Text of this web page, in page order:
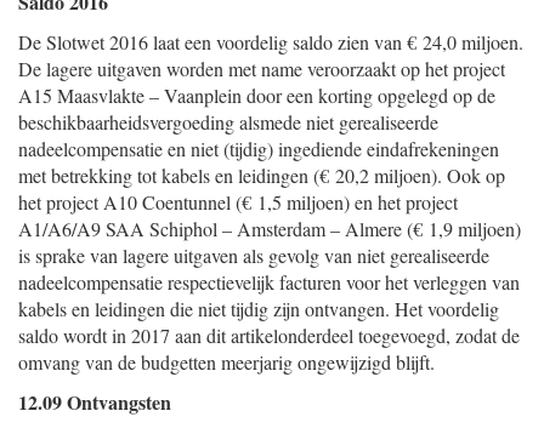
De Slotwet 2016 laat een voordelig saldo zien van € 24,0 miljoen.
De lagere uitgaven worden met name veroorzaakt op het project
A15 Maasvlakte – Vaanplein door een korting opgelegd op de
beschikbaarheidsvergoeding alsmede niet gerealiseerde
nadeelcompensatie en niet (tijdig) ingediende eindafrekeningen
met betrekking tot kabels en leidingen (€ 20,2 miljoen). Ook op
het project A10 Coentunnel (€ 1,5 miljoen) en het project
A1/A6/A9 SAA Schiphol – Amsterdam – Almere (€ 1,9 miljoen)
is sprake van lagere uitgaven als gevolg van niet gerealiseerde
nadeelcompensatie respectievelijk facturen voor het verleggen van
kabels en leidingen die niet tijdig zijn ontvangen. Het voordelig
saldo wordt in 2017 aan dit artikelonderdeel toegevoegd, zodat de
omvang van de budgetten meerjarig ongewijzigd blijft.
12.09 Ontvangsten